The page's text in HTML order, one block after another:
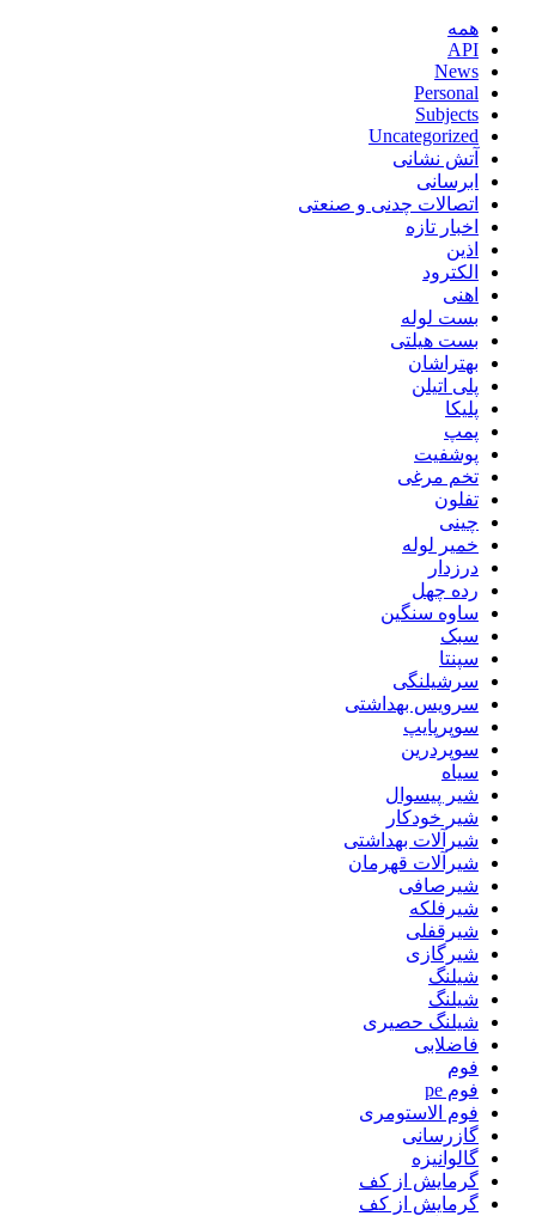
همه
API
News
Personal
Subjects
Uncategorized
آتش نشانی
ابرسانی
اتصالات چدنی و صنعتی
اخبار تازه
اذین
الکترود
اهنی
بست لوله
بست هیلتی
بهتراشان
پلی اتیلن
پلیکا
پمپ
پوشفیت
تخم مرغی
تفلون
چینی
خمیر لوله
درزدار
رده چهل
ساوه سنگین
سبک
سپنتا
سرشیلنگی
سرویس بهداشتی
سوپرپایپ
سوپردرین
سیاه
شیر پیسوال
شیر خودکار
شیرآلات بهداشتی
شیرآلات قهرمان
شیرصافی
شیرفلکه
شیرقفلی
شیرگازی
شیلنگ
شیلنگ
شیلنگ حصیری
فاضلابی
فوم
فوم pe
فوم الاستومری
گازرسانی
گالوانیزه
گرمایش از کف
گرمایش از کف